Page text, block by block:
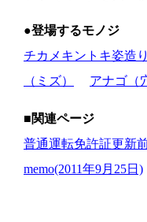
●登場するモノジ
チカメキントキ姿造り
（ミズ）
アナゴ（
■関連ページ
普通運転免許証更新
memo(2011年9月25日)